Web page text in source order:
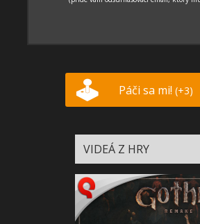
Páči sa mi! (+3)
VIDEÁ Z HRY